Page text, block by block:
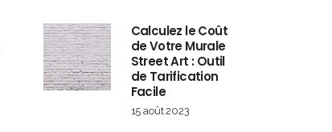
Calculez le Coût
de Votre Murale
Street Art : Outil
de Tarification
Facile
15 août 2023